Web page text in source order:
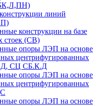
линий
конструкции на базе
стоек (СВ)
опоры ЛЭП на основе
центрифугированных
СЦ СБ.К.Д
опоры ЛЭП на основе
центрифугированных
опоры ЛЭП на основе